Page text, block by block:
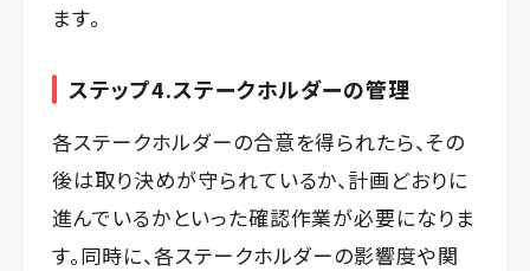
ます。
ステップ4.ステークホルダーの管理
各ステークホルダーの合意を得られたら、その
後は取り決めが守られているか、計画どおりに
進んでいるかといった確認作業が必要になりま
す。同時に、各ステークホルダーの影響度や関